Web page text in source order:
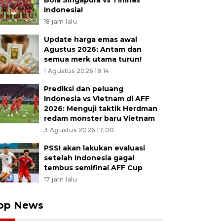
Indonesia!
18 jam lalu
Update harga emas awal
Agustus 2026: Antam dan
semua merk utama turun!
1 Agustus 2026 18:14
Prediksi dan peluang
Indonesia vs Vietnam di AFF
2026: Menguji taktik Herdman
redam monster baru Vietnam
3 Agustus 2026 17:00
PSSI akan lakukan evaluasi
setelah Indonesia gagal
tembus semifinal AFF Cup
17 jam lalu
News